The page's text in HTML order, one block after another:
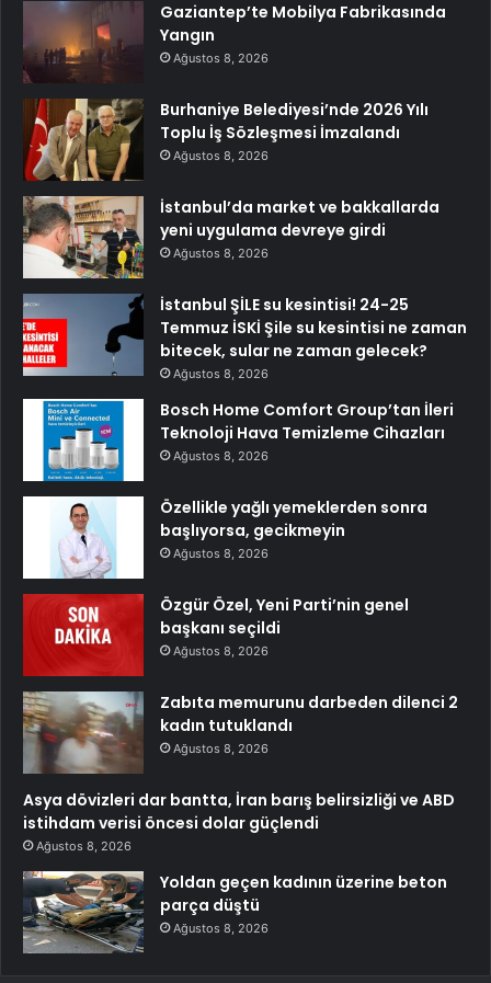
Gaziantep’te Mobilya Fabrikasında
Yangın
Ağustos 8, 2026
Burhaniye Belediyesi’nde 2026 Yılı
Toplu İş Sözleşmesi İmzalandı
Ağustos 8, 2026
İstanbul’da market ve bakkallarda
yeni uygulama devreye girdi
Ağustos 8, 2026
İstanbul ŞİLE su kesintisi! 24-25
Temmuz İSKİ Şile su kesintisi ne zaman
bitecek, sular ne zaman gelecek?
Ağustos 8, 2026
Bosch Home Comfort Group’tan İleri
Teknoloji Hava Temizleme Cihazları
Ağustos 8, 2026
Özellikle yağlı yemeklerden sonra
başlıyorsa, gecikmeyin
Ağustos 8, 2026
Özgür Özel, Yeni Parti’nin genel
başkanı seçildi
Ağustos 8, 2026
Zabıta memurunu darbeden dilenci 2
kadın tutuklandı
Ağustos 8, 2026
Asya dövizleri dar bantta, İran barış belirsizliği ve ABD
istihdam verisi öncesi dolar güçlendi
Ağustos 8, 2026
Yoldan geçen kadının üzerine beton
parça düştü
Ağustos 8, 2026